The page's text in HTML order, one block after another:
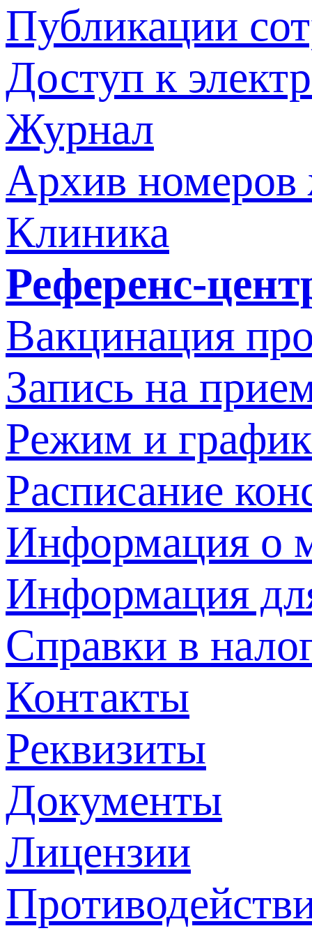
Публикации
Доступ к
Журнал
Архив номеров
Клиника
Референс-
Вакцинация
Запись на
Режим и
Расписание
Информация о
Информация
Справки в
Контакты
Реквизиты
Документы
Лицензии